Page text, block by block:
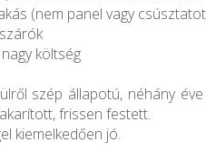
(nem panel vagy
költség
szép állapotú, néhány
frissen festett.
kiemelkedően jó.